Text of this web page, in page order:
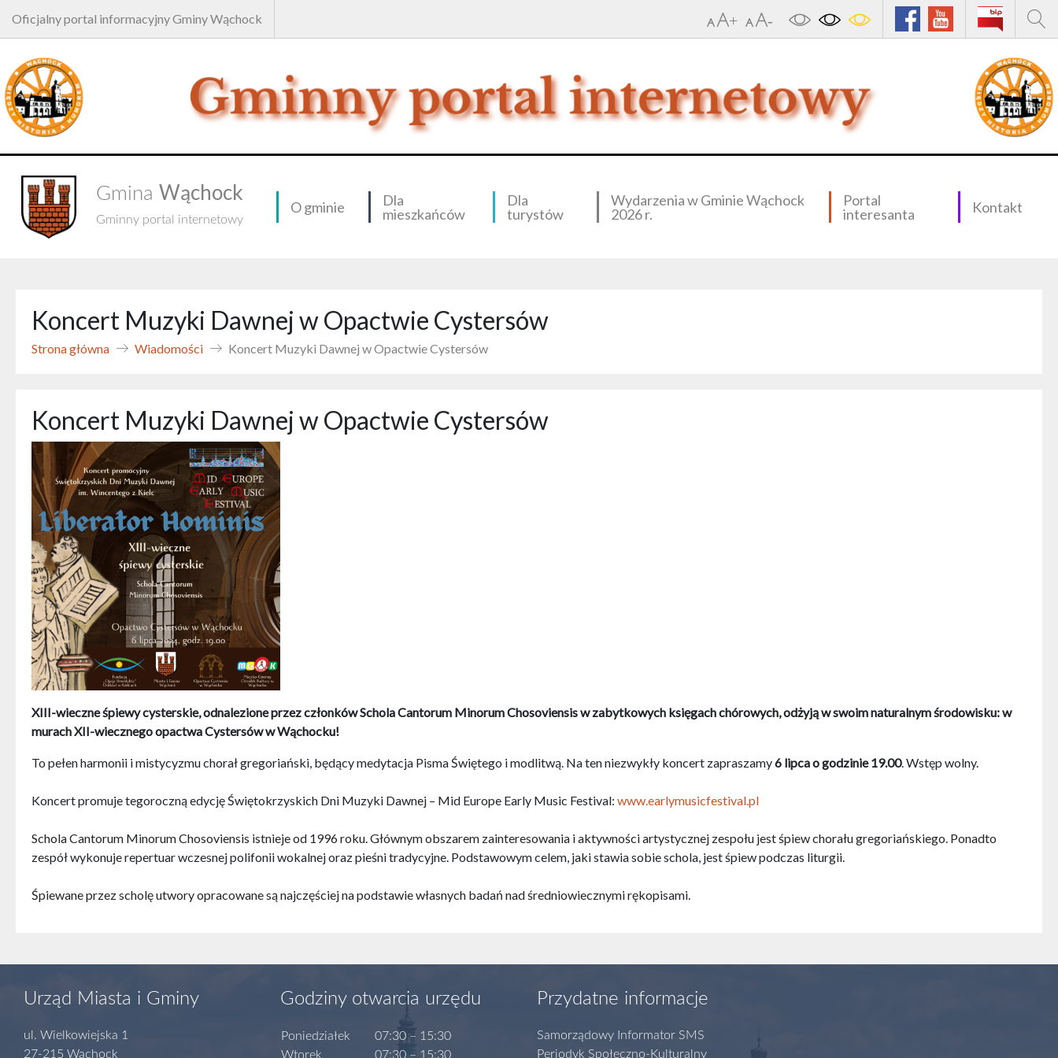
Oficjalny portal informacyjny Gminy Wąchock
Gmina Wąchock
Gminny portal internetowy
O gminie
Dla
mieszkańców
Dla
turystów
Wydarzenia w Gminie Wąchock
2026 r.
Portal
interesanta
Kontakt
Koncert Muzyki Dawnej w Opactwie Cystersów
Strona główna Wiadomości Koncert Muzyki Dawnej w Opactwie Cystersów
Koncert Muzyki Dawnej w Opactwie Cystersów
XIII-wieczne śpiewy cysterskie, odnalezione przez członków Schola Cantorum Minorum Chosoviensis w zabytkowych księgach chórowych, odżyją w swoim naturalnym środowisku: w
murach XII-wiecznego opactwa Cystersów w Wąchocku!
To pełen harmonii i mistycyzmu chorał gregoriański, będący medytacja Pisma Świętego i modlitwą. Na ten niezwykły koncert zapraszamy6 lipca o godzinie 19.00. Wstęp wolny.
Koncert promuje tegoroczną edycję Świętokrzyskich Dni Muzyki Dawnej – Mid Europe Early Music Festival: www.earlymusicfestival.pl
Schola Cantorum Minorum Chosoviensis istnieje od 1996 roku. Głównym obszarem zainteresowania i aktywności artystycznej zespołu jest śpiew chorału gregoriańskiego. Ponadto
zespół wykonuje repertuar wczesnej polifonii wokalnej oraz pieśni tradycyjne. Podstawowym celem, jaki stawia sobie schola, jest śpiew podczas liturgii.
Śpiewane przez scholę utwory opracowane są najczęściej na podstawie własnych badań nad średniowiecznymi rękopisami.
Urząd Miasta i Gminy
ul. Wielkowiejska 1
27-215 Wąchock
Godziny otwarcia urzędu
Poniedziałek
Wtorek
07:30 – 15:30
07:30 – 15:30
Przydatne informacje
Samorządowy Informator SMS
Periodyk Społeczno-Kulturalny